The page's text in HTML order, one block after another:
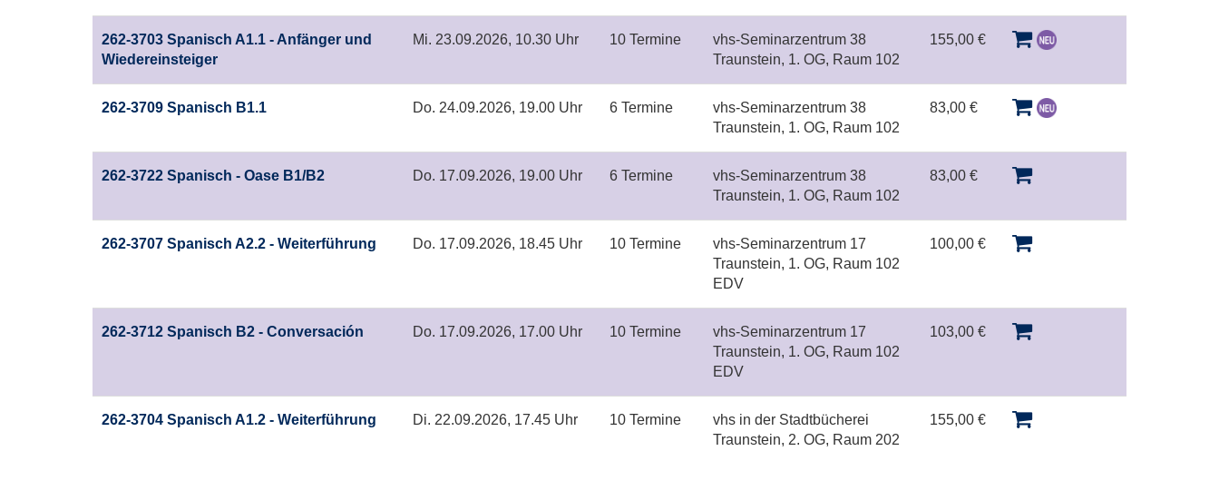
sortiert
werden.
262-3703 Spanisch A1.1 - Anfänger und
Wiedereinsteiger
Mi. 23.09.2026, 10.30 Uhr 10 Termine
vhs-Seminarzentrum 38
Traunstein, 1. OG, Raum 102
155,00 €
262-3709 Spanisch B1.1 Do. 24.09.2026, 19.00 Uhr 6 Termine
vhs-Seminarzentrum 38
Traunstein, 1. OG, Raum 102
83,00 €
262-3722 Spanisch - Oase B1/B2 Do. 17.09.2026, 19.00 Uhr 6 Termine
vhs-Seminarzentrum 38
Traunstein, 1. OG, Raum 102
83,00 €
262-3707 Spanisch A2.2 - Weiterführung Do. 17.09.2026, 18.45 Uhr 10 Termine
vhs-Seminarzentrum 17
Traunstein, 1. OG, Raum 102
EDV
100,00 €
262-3712 Spanisch B2 - Conversación Do. 17.09.2026, 17.00 Uhr 10 Termine
vhs-Seminarzentrum 17
Traunstein, 1. OG, Raum 102
EDV
103,00 €
262-3704 Spanisch A1.2 - Weiterführung Di. 22.09.2026, 17.45 Uhr 10 Termine
vhs in der Stadtbücherei
Traunstein, 2. OG, Raum 202
155,00 €